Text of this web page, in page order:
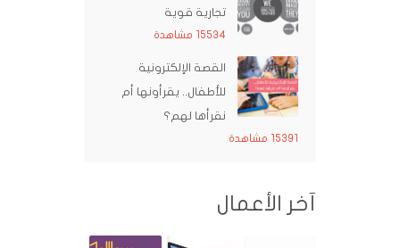
تجارية قوية
15534 مشاهدة
القصة الإلكترونية
للأطفال.. يقرأونها أم
نقرأها لهم؟
15391 مشاهدة
آخر الأعمال